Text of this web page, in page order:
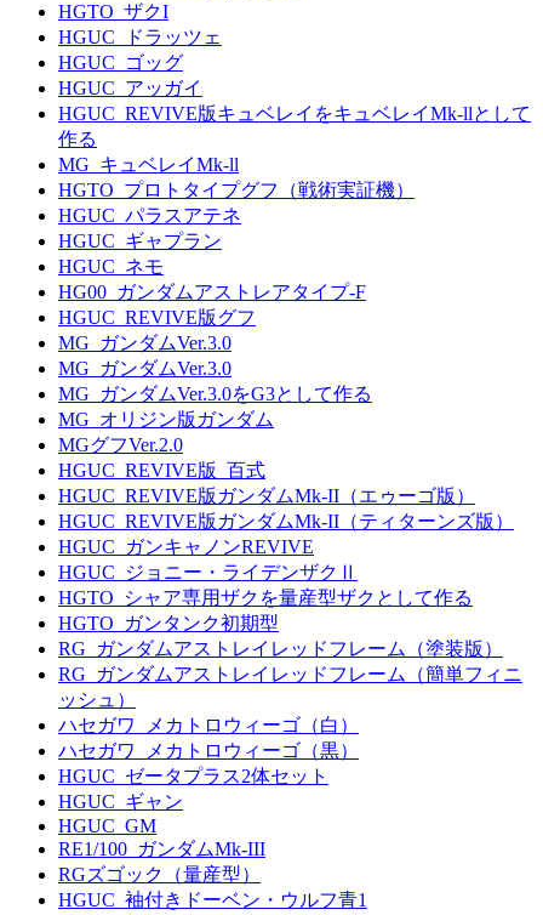
HGTO_ザクI
HGUC_ドラッツェ
HGUC_ゴッグ
HGUC_アッガイ
HGUC_REVIVE版キュベレイをキュベレイMk-llとして
作る
MG_キュベレイMk-ll
HGTO_プロトタイプグフ（戦術実証機）
HGUC_パラスアテネ
HGUC_ギャプラン
HGUC_ネモ
HG00_ガンダムアストレアタイプ-F
HGUC_REVIVE版グフ
MG_ガンダムVer.3.0
MG_ガンダムVer.3.0
MG_ガンダムVer.3.0をG3として作る
MG_オリジン版ガンダム
MGグフVer.2.0
HGUC_REVIVE版_百式
HGUC_REVIVE版ガンダムMk-II（エゥーゴ版）
HGUC_REVIVE版ガンダムMk-II（ティターンズ版）
HGUC_ガンキャノンREVIVE
HGUC_ジョニー・ライデンザクⅡ
HGTO_シャア専用ザクを量産型ザクとして作る
HGTO_ガンタンク初期型
RG_ガンダムアストレイレッドフレーム（塗装版）
RG_ガンダムアストレイレッドフレーム（簡単フィニ
ッシュ）
ハセガワ_メカトロウィーゴ（白）
ハセガワ_メカトロウィーゴ（黒）
HGUC_ゼータプラス2体セット
HGUC_ギャン
HGUC_GM
RE1/100_ガンダムMk-III
RGズゴック（量産型）
HGUC_袖付きドーベン・ウルフ青1